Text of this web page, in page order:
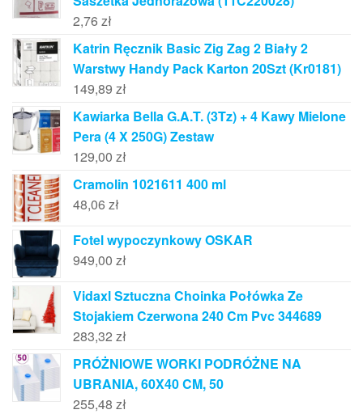
2,76 zł
Katrin Ręcznik Basic Zig Zag 2 Biały 2
Warstwy Handy Pack Karton 20Szt (Kr0181)
149,89 zł
Kawiarka Bella G.A.T. (3Tz) + 4 Kawy Mielone
Pera (4 X 250G) Zestaw
129,00 zł
Cramolin 1021611 400 ml
48,06 zł
Fotel wypoczynkowy OSKAR
949,00 zł
Vidaxl Sztuczna Choinka Połówka Ze
Stojakiem Czerwona 240 Cm Pvc 344689
283,32 zł
PRÓŻNIOWE WORKI PODRÓŻNE NA
UBRANIA, 60X40 CM, 50
255,48 zł